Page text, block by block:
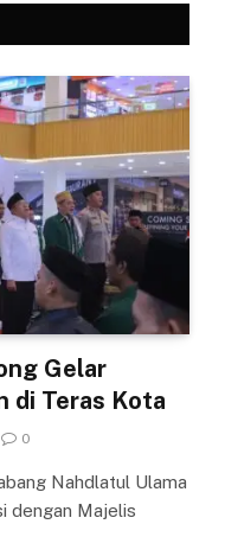
Gelar
di Teras Kota
0
Nahdlatul Ulama
dengan Majelis